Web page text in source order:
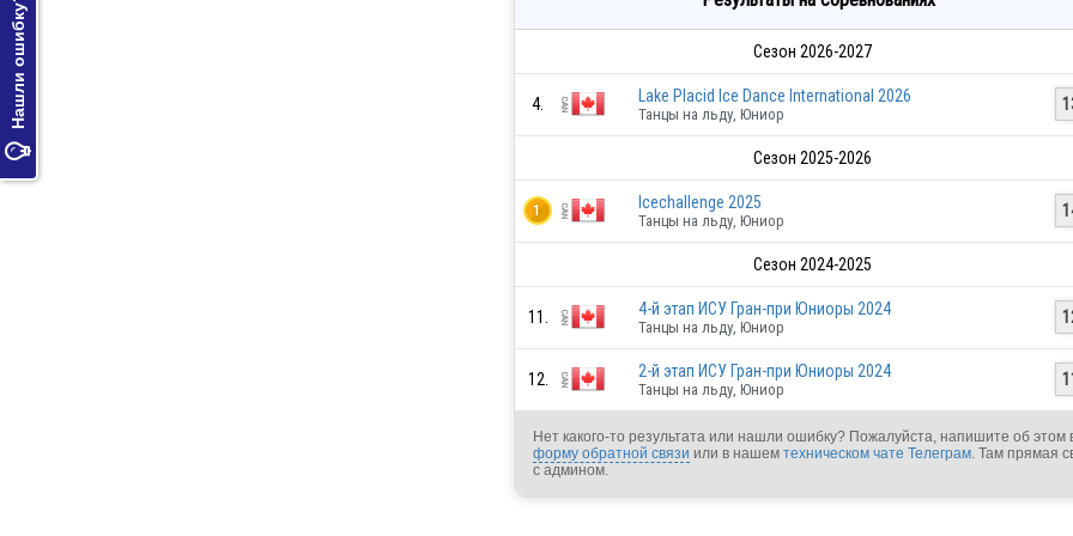

Нашли ошибку? Сезон 2026-2027
4. Lake Placid Ice Dance International 2026
Танцы на льду, Юниор
Сезон 2025-2026
1 Icechallenge 2025
Танцы на льду, Юниор
Сезон 2024-2025
11. 4-й этап ИСУ Гран-при Юниоры 2024
Танцы на льду, Юниор
12. 2-й этап ИСУ Гран-при Юниоры 2024
Танцы на льду, Юниор
Нет какого-то результата или нашли ошибку? Пожалуйста, напишите об этом
форму обратной связи или в нашем техническом чате Телеграм. Там прямая
с админом.